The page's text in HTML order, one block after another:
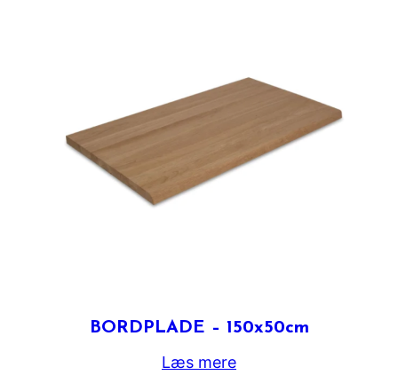
BORDPLADE – 150x50cm
Læs mere